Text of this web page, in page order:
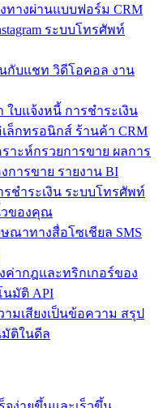
ทางผ่านแบบฟอร์ม CRM
ระบบโทรศัพท์
กับแชท วิดีโอคอล งาน
ใบแจ้งหนี้ การชำระเงิน
ล็กทรอนิกส์ ร้านค้า CRM
ราะห์กรวยการขาย ผลการ
ารขาย รายงาน BI
ชำระเงิน ระบบโทรศัพท์
วของคุณ
ณาทางสื่อโซเชียล SMS
ค่ากฎและทริกเกอร์ของ
นมัติ API
ามเสียงเป็นข้อความ สรุป
ติในดีล